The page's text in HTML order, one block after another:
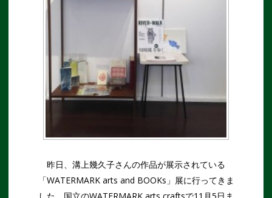
昨日、溝上幾久子さんの作品が展示されている
「WATERMARK arts and BOOKs」展に行ってきま